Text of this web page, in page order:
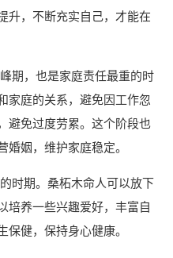
升，不断充实自己，才能在
期，也是家庭责任最重的时
家庭的关系，避免因工作忽
避免过度劳累。这个阶段也
姻，维护家庭稳定。
时期。桑柘木命人可以放下
培养一些兴趣爱好，丰富自
保健，保持身心健康。